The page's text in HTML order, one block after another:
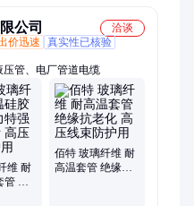
公司
洽谈
价迅速
真实性已核验
管、电厂管道电缆
维 耐
拉
佰特 玻璃纤维 耐
高温套管 绝缘抗